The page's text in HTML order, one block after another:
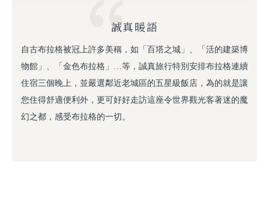
誠真暖語
自古布拉格被冠上許多美稱，如「百塔之城」、「活的建築博
物館」、「金色布拉格」…等，誠真旅行特別安排布拉格連續
住宿三個晚上，並嚴選鄰近老城區的五星級飯店，為的就是讓
您住得舒適便利外，更可好好走訪這座令世界觀光客著迷的魔
幻之都，感受布拉格的一切。